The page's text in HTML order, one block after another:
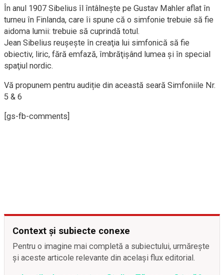
În anul 1907 Sibelius îl întâlneşte pe Gustav Mahler aflat în
turneu în Finlanda, care îi spune că o simfonie trebuie să fie
aidoma lumii: trebuie să cuprindă totul.
Jean Sibelius reuşeşte în creaţia lui simfonică să fie
obiectiv, liric, fără emfază, îmbrăţişând lumea şi în special
spaţiul nordic.
Vă propunem pentru audiție din această seară Simfoniile Nr.
5 & 6
[gs-fb-comments]
Context și subiecte conexe
Pentru o imagine mai completă a subiectului, urmărește
și aceste articole relevante din același flux editorial.